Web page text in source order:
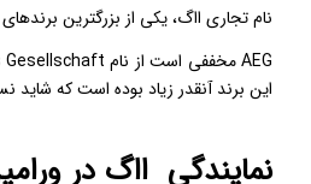
نام تجاری ااگ، یکی از بزرگترین
این برند آنقدر زیاد بوده است که
نمایندگی ااگ در